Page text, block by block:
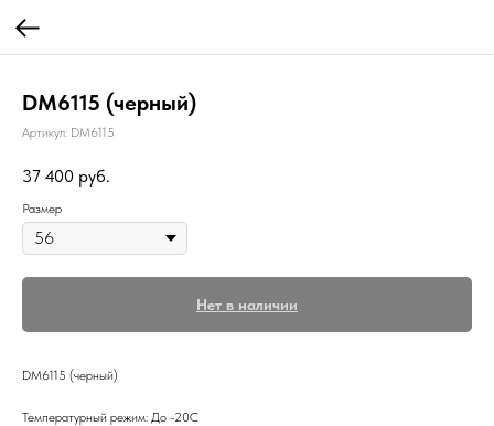
DM6115 (черный)
Артикул: DM6115
37 400 руб.
Размер
Нет в наличии
DM6115 (черный)
Температурный режим: До -20С